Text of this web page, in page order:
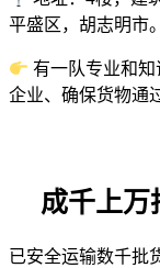
平盛区，胡志明市
有一队专业和
企业、确保货物通
成千上万
已安全运输数千批